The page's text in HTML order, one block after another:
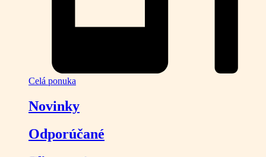
Celá ponuka
Novinky
Odporúčané